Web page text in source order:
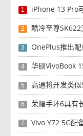
1 iPhone 13 Pro
2 酷冷至尊
3 OnePlus推出
4 华硕VivoBook
5 高通将开发类
6 荣耀手环6具有
7 Vivo Y72 5G配